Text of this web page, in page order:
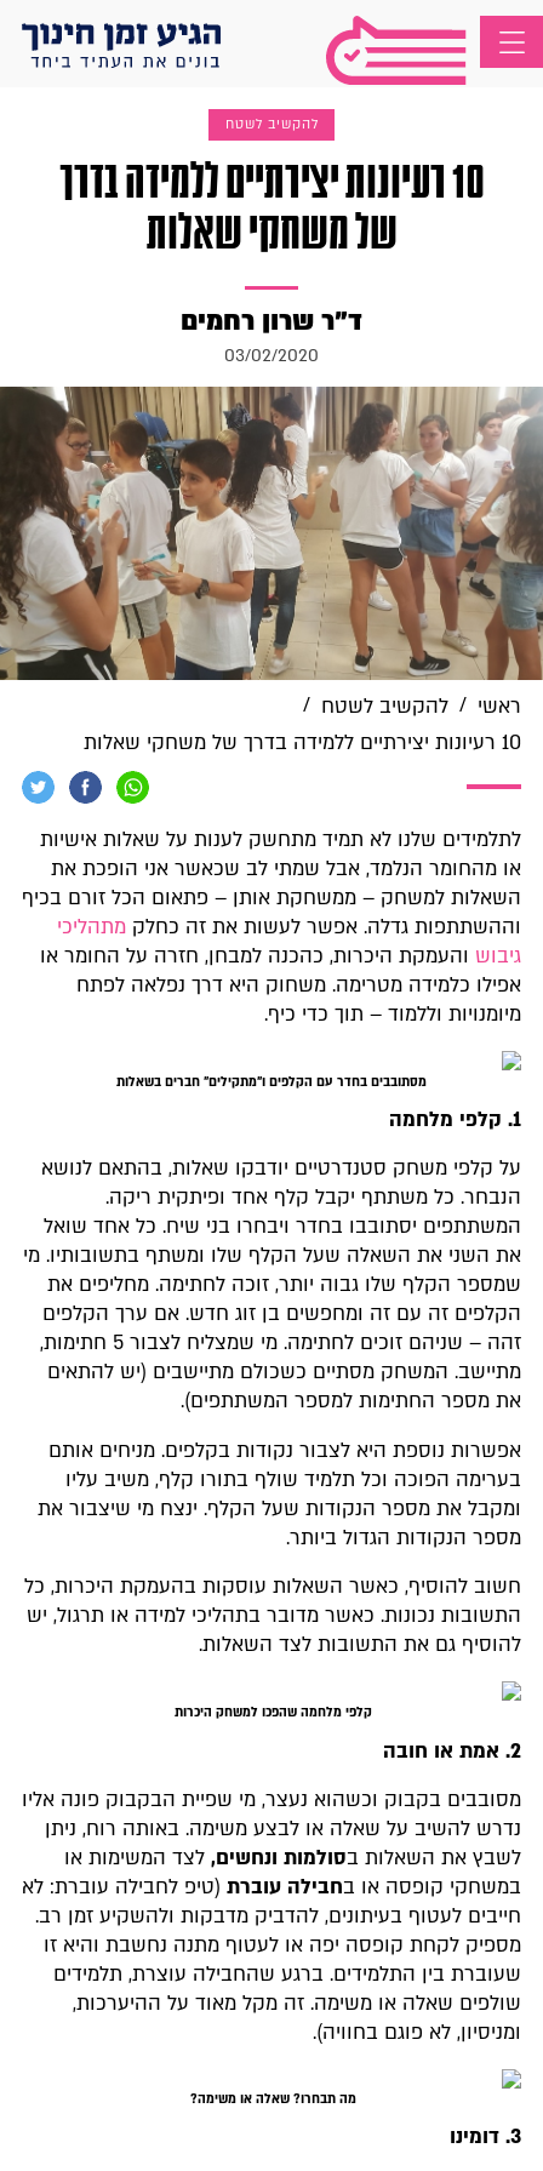
להקשיב לשטח
10 רעיונות יצירתיים ללמידה בדרך
של משחקי שאלות
ד"ר שרון רחמים
03/02/2020
ראשי / להקשיב לשטח /
10 רעיונות יצירתיים ללמידה בדרך של משחקי שאלות
לתלמידים שלנו לא תמיד מתחשק לענות על שאלות אישיות
או מהחומר הנלמד, אבל שמתי לב שכאשר אני הופכת את
השאלות למשחק – ממשחקת אותן – פתאום הכל זורם בכיף
וההשתתפות גדלה. אפשר לעשות את זה כחלק מתהליכי
גיבוש והעמקת היכרות, כהכנה למבחן, חזרה על החומר או
אפילו כלמידה מטרימה. משחוק היא דרך נפלאה לפתח
מיומנויות וללמוד – תוך כדי כיף.
מסתובבים בחדר עם הקלפים ו"מתקילים" חברים בשאלות
1. קלפי מלחמה
על קלפי משחק סטנדרטיים יודבקו שאלות, בהתאם לנושא
הנבחר. כל משתתף יקבל קלף אחד ופיתקית ריקה.
המשתתפים יסתובבו בחדר ויבחרו בני שיח. כל אחד שואל
את השני את השאלה שעל הקלף שלו ומשתף בתשובותיו. מי
שמספר הקלף שלו גבוה יותר, זוכה לחתימה. מחליפים את
הקלפים זה עם זה ומחפשים בן זוג חדש. אם ערך הקלפים
זהה – שניהם זוכים לחתימה. מי שמצליח לצבור 5 חתימות,
מתיישב. המשחק מסתיים כשכולם מתיישבים (יש להתאים
את מספר החתימות למספר המשתתפים).
אפשרות נוספת היא לצבור נקודות בקלפים. מניחים אותם
בערימה הפוכה וכל תלמיד שולף בתורו קלף, משיב עליו
ומקבל את מספר הנקודות שעל הקלף. ינצח מי שיצבור את
מספר הנקודות הגדול ביותר.
חשוב להוסיף, כאשר השאלות עוסקות בהעמקת היכרות, כל
התשובות נכונות. כאשר מדובר בתהליכי למידה או תרגול, יש
להוסיף גם את התשובות לצד השאלות.
קלפי מלחמה שהפכו למשחק היכרות
2. אמת או חובה
מסובבים בקבוק וכשהוא נעצר, מי שפיית הבקבוק פונה אליו
נדרש להשיב על שאלה או לבצע משימה. באותה רוח, ניתן
לשבץ את השאלות בסולמות ונחשים,לצד המשימות או
במשחקי קופסה או בחבילה עוברת(טיפ לחבילה עוברת: לא
חייבים לעטוף בעיתונים, להדביק מדבקות ולהשקיע זמן רב.
מספיק לקחת קופסה יפה או לעטוף מתנה נחשבת והיא זו
שעוברת בין התלמידים. ברגע שהחבילה עוצרת, תלמידים
שולפים שאלה או משימה. זה מקל מאוד על ההיערכות,
ומניסיון, לא פוגם בחוויה).
מה תבחרו? שאלה או משימה?
3. דומינו